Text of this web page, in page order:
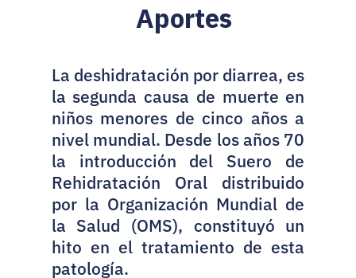
Aportes
La deshidratación por diarrea, es
la segunda causa de muerte en
niños menores de cinco años a
nivel mundial. Desde los años 70
la introducción del Suero de
Rehidratación Oral distribuido
por la Organización Mundial de
la Salud (OMS), constituyó un
hito en el tratamiento de esta
patología.